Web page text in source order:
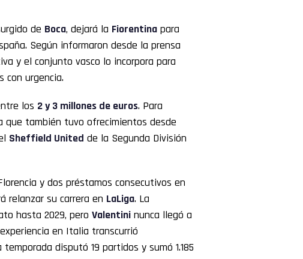
de Boca, dejará la Fiorentina para
Según informaron desde la prensa
y el conjunto vasco lo incorpora para
con urgencia.
los 2 y 3 millones de euros. Para
que también tuvo ofrecimientos desde
Sheffield United de la Segunda División
y dos préstamos consecutivos en
relanzar su carrera en LaLiga. La
hasta 2029, pero Valentini nunca llegó a
en Italia transcurrió
disputó 19 partidos y sumó 1.185